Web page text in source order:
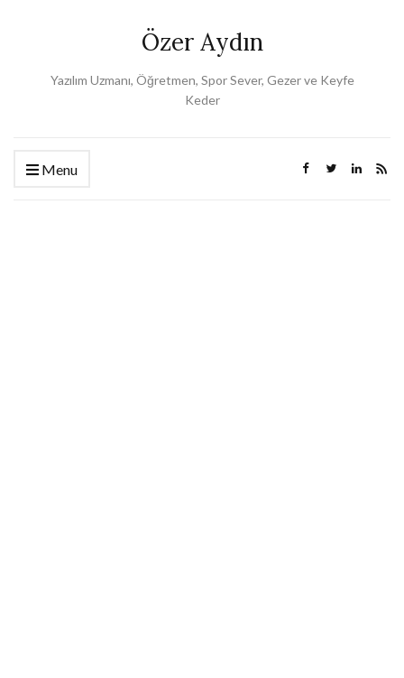
Özer Aydın
Yazılım Uzmanı, Öğretmen, Spor Sever, Gezer ve Keyfe
Keder
Menu